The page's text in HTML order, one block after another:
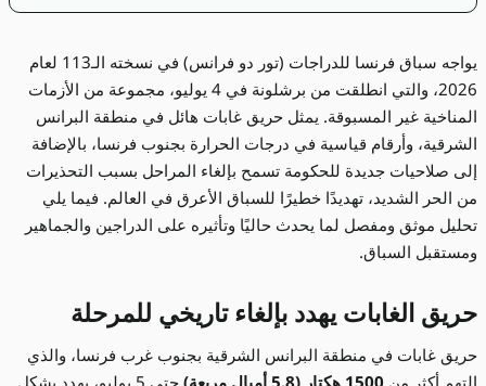
يواجه سباق فرنسا للدراجات (تور دو فرانس) في نسخته الـ113 لعام
2026، والتي انطلقت من برشلونة في 4 يوليو، مجموعة من الأزمات
المناخية غير المسبوقة. يمثل حريق غابات هائل في منطقة البرانس
الشرقية، وأرقام قياسية في درجات الحرارة بجنوب فرنسا، بالإضافة
إلى صلاحيات جديدة للحكومة تسمح بإلغاء المراحل بسبب التحذيرات
من الحر الشديد، تهديدًا خطيرًا للسباق الأعرق في العالم. فيما يلي
تحليل موثق ومفصل لما يحدث حاليًا وتأثيره على الدراجين والجماهير
ومستقبل السباق.
حريق الغابات يهدد بإلغاء تاريخي للمرحلة
حريق غابات في منطقة البرانس الشرقية بجنوب غرب فرنسا، والذي